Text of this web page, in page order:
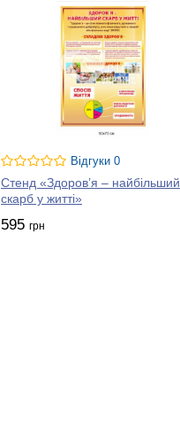
Відгуки 0
Стенд «Здоров’я – найбільший
скарб у житті»
595 грн